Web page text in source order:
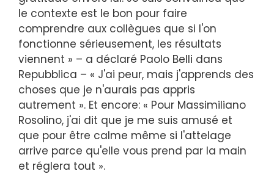
le contexte est le bon pour faire
comprendre aux collègues que si l'on
fonctionne sérieusement, les résultats
viennent » – a déclaré Paolo Belli dans
Repubblica – « J'ai peur, mais j'apprends des
choses que je n'aurais pas appris
autrement ». Et encore: « Pour Massimiliano
Rosolino, j'ai dit que je me suis amusé et
que pour être calme même si l'attelage
arrive parce qu'elle vous prend par la main
et réglera tout ».